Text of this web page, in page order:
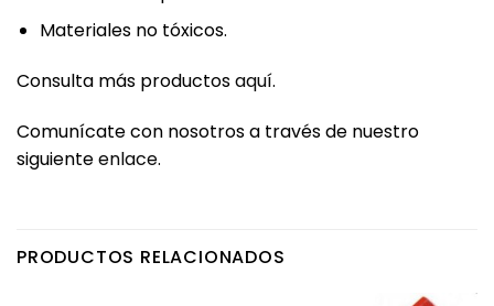
Materiales no tóxicos.
Consulta más productosaquí.
Comunícate con nosotros a través de nuestro
siguienteenlace.
PRODUCTOS RELACIONADOS